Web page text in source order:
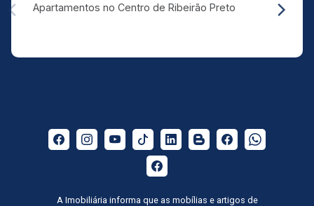
Apartamentos no Centro de Ribeirão Preto
A Imobiliária informa que as mobílias e artigos de